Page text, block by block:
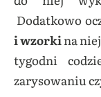
Dodatkowo
i wzorkina
tygodni
zarysowaniu